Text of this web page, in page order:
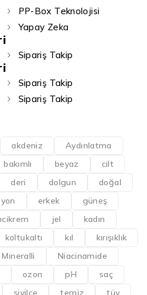
PP-Box Teknolojisi
Yapay Zeka
Sipariş Takip
Sipariş Takip
Sipariş Takip
akdeniz
Aydınlatma
bakımlı beyaz
cilt
deri dolgun
doğal
erkek
güneş
jel
kadın
koltukaltı kıl
kırışıklık
Mineralli
Niacinamide
ozon pH
saç
sivilce temiz tüy